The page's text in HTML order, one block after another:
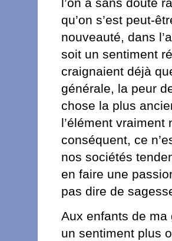
l’on a sans doute
qu’on s’est peut-
nouveauté, dans
soit un sentiment
craignaient déjà
générale, la peur
chose la plus
l’élément
conséquent, ce
nos sociétés
en faire une
pas dire de
Aux enfants de
un sentiment plus